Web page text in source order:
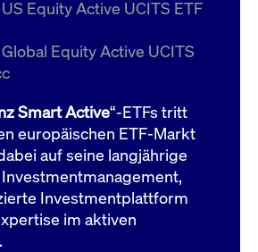
Equity Active UCITS ETF
Equity Active UCITS
Smart Active“-ETFs tritt
europäischen ETF-Markt
auf seine langjährige
Investmentplattform
im aktiven
boerse.com